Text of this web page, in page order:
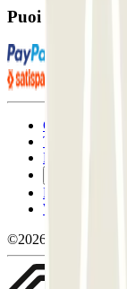
Puoi utilizzare
Condizioni
Termini di
Politica sui
Politica sulla
Whistleblowing
©2026 Parclick.